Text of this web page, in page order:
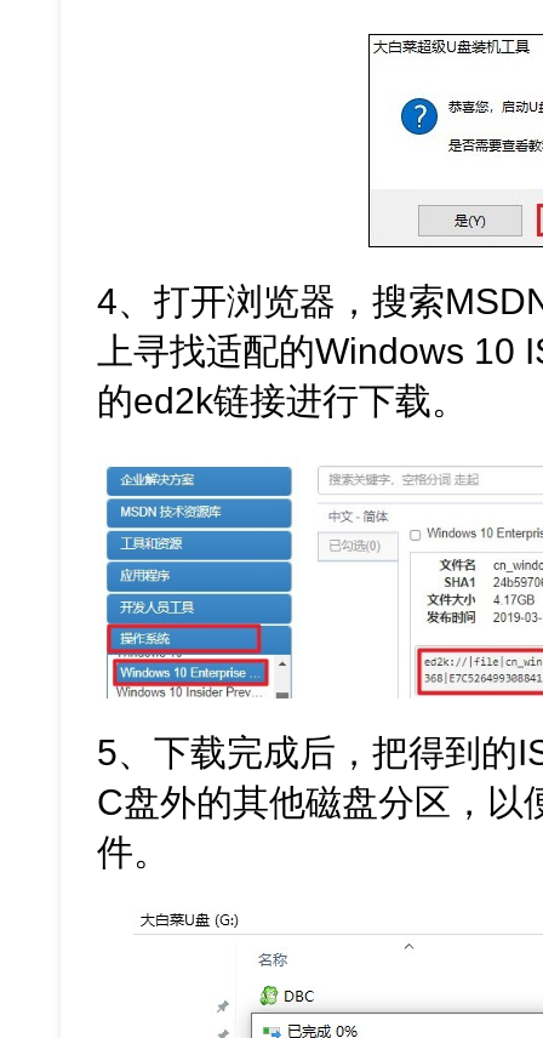
4、打开浏览器，搜索
上寻找适配的Windows 10
的ed2k链接进行下载。
5、下载完成后，把得到的
C盘外的其他磁盘分区，以
件。